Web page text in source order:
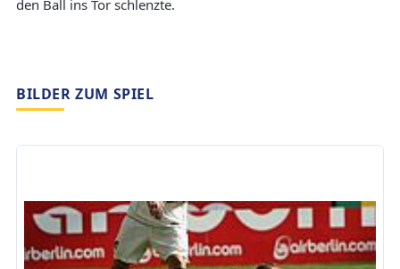
den Ball ins Tor schlenzte.
BILDER ZUM SPIEL